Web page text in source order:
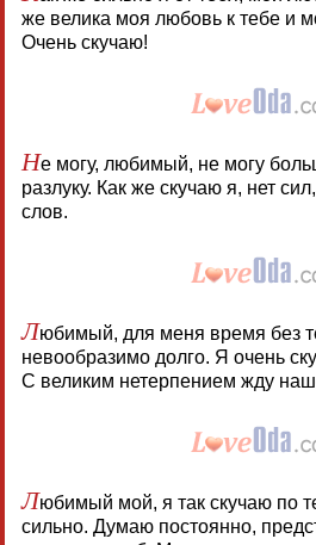
же велика моя любовь к тебе и
Очень скучаю!
Не могу, любимый, не могу
разлуку. Как же скучаю я, нет
слов.
Любимый, для меня время без
невообразимо долго. Я очень
С великим нетерпением жду
Любимый мой, я так скучаю по
сильно. Думаю постоянно,